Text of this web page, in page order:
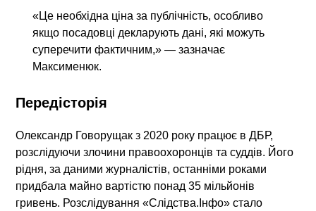
«Це необхідна ціна за публічність, особливо
якщо посадовці декларують дані, які можуть
суперечити фактичним,» — зазначає
Максименюк.
Передісторія
Олександр Говорущак з 2020 року працює в ДБР,
розслідуючи злочини правоохоронців та суддів. Його
рідня, за даними журналістів, останніми роками
придбала майно вартістю понад 35 мільйонів
гривень. Розслідування «Слідства.Інфо» стало